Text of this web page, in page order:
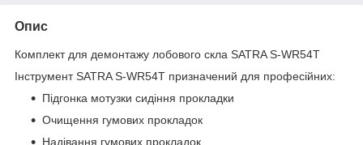
Опис
Комплект для демонтажу лобового скла SATRA S-WR54T
Інструмент SATRA S-WR54T призначений для професійних:
Підгонка мотузки сидіння прокладки
Очищення гумових прокладок
Надівання гумових прокладок